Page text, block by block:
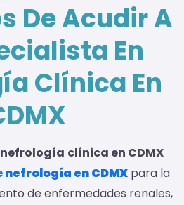
De Acudir A
En
Clínica En
clínica en CDMX
nefrología en CDMXpara la
de enfermedades renales,